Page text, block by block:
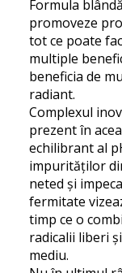
Formula
promoveze
tot ce poate
multiple
beneficia de
radiant.
Complexul
prezent în
echilibrant al
impurităților
neted și
fermitate
timp ce o
radicalii liberi
mediu.